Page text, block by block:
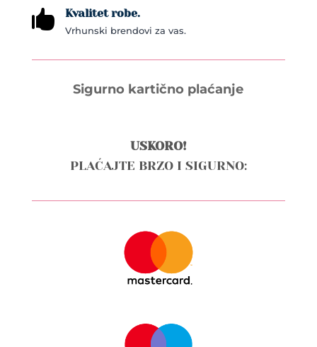
 Kvalitet robe.
Vrhunski brendovi za vas.
Sigurno kartično plaćanje
USKORO!
PLAĆAJTE BRZO I SIGURNO: